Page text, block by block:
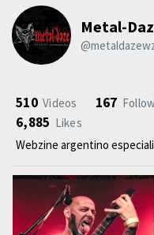
Metal-
510 Videos 167
6,885 Likes
Webzine argentino